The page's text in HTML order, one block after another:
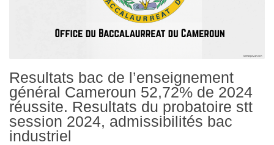
Resultats bac de l’enseignement
général Cameroun 52,72% de 2024
réussite. Resultats du probatoire stt
session 2024, admissibilités bac
industriel